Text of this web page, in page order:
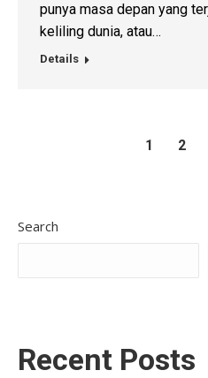
punya masa depan yang
keliling dunia, atau…
Details
1 2
Search
Recent Posts